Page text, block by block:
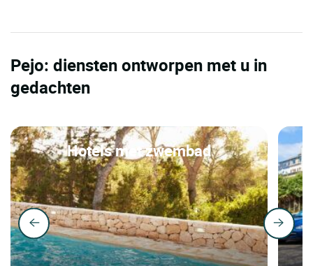
Pejo: diensten ontworpen met u in
gedachten
Hotels met zwembad